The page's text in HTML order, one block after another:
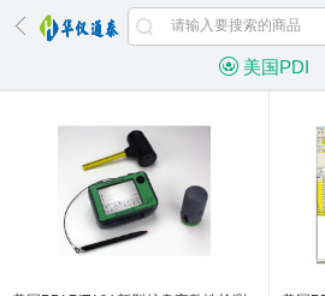
美国PDI